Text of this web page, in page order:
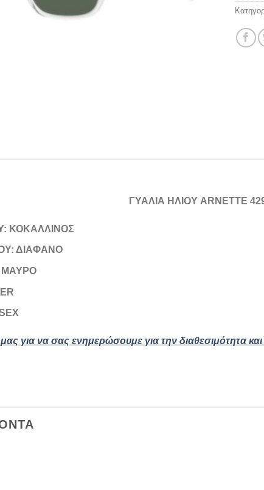
ΓΥΑΛΙΑ ΗΛΙΟΥ ARNETTE
ΚΟΚΑΛΛΙΝΟΣ
ΔΙΑΦΑΝΟ
για να σας ενημερώσουμε για την διαθεσιμότητα